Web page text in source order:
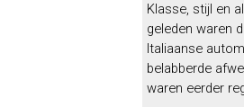
Klasse, stijl en
geleden waren
Italiaanse
belabberde
waren eerder